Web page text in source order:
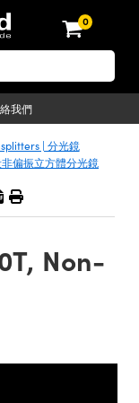
0
我們
| 分光鏡
偏振立方體分光鏡
Non-